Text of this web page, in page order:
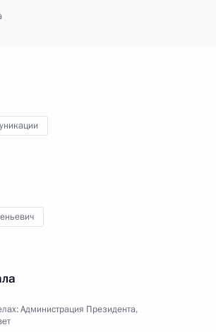
Администрация Президента,